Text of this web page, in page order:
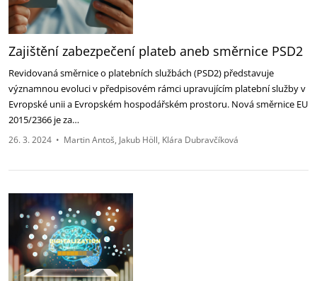
Zajištění zabezpečení plateb aneb směrnice PSD2
Revidovaná směrnice o platebních službách (PSD2) představuje
významnou evoluci v předpisovém rámci upravujícím platební služby v
Evropské unii a Evropském hospodářském prostoru. Nová směrnice EU
2015/2366 je za…
26. 3. 2024 • Martin Antoš Jakub Höll Klára Dubravčíková